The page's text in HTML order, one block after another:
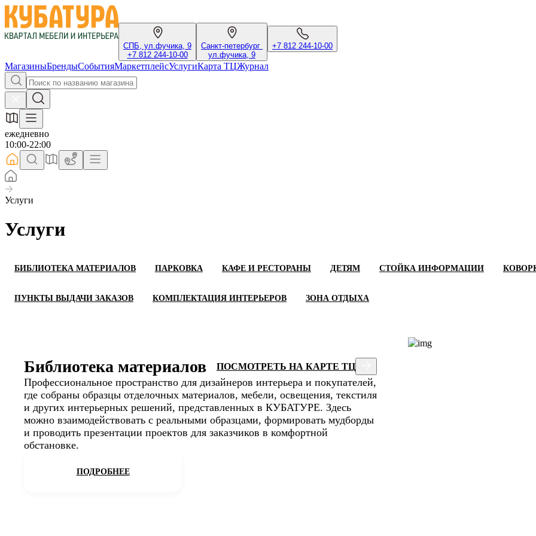
СПБ, ул.фучика, 9
+7 812 244-10-00
Санкт-петербург
ул.фучика, 9
+7 812 244-10-00
МагазиныБрендыСобытияМаркетплейсУслугиКарта ТЦЖурнал
ежедневно
10:00-22:00
Услуги
Услуги
БИБЛИОТЕКА МАТЕРИАЛОВ ПАРКОВКА КАФЕ И РЕСТОРАНЫ ДЕТЯМ СТОЙКА ИНФОРМАЦИИ
ПУНКТЫ ВЫДАЧИ ЗАКАЗОВ КОМПЛЕКТАЦИЯ ИНТЕРЬЕРОВ ЗОНА ОТДЫХА
Библиотека материалов ПОСМОТРЕТЬ НА КАРТЕ ТЦ
Профессиональное пространство для дизайнеров интерьера и покупателей,
где собраны образцы отделочных материалов, мебели, освещения, текстиля
и других интерьерных решений, представленных в КУБАТУРЕ. Здесь
можно взаимодействовать с реальными образцами, формировать мудборды
и проводить презентации проектов для заказчиков в комфортной
обстановке.
ПОДРОБНЕЕ